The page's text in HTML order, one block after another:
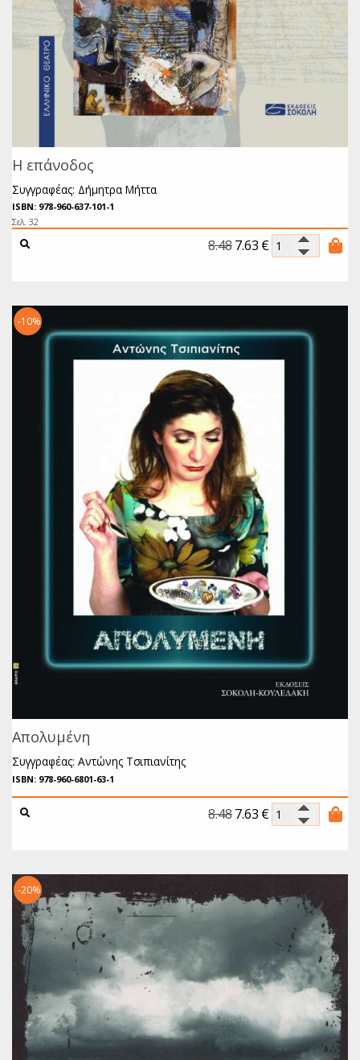
Η επάνοδος
Συγγραφέας: Δήμητρα Μήττα
ISBN: 978-960-637-101-1
Σελ. 32
8.487.63 €
Απολυμένη
Συγγραφέας: Αντώνης Τσιπιανίτης
ISBN: 978-960-6801-63-1
8.487.63 €
-10%
-20%